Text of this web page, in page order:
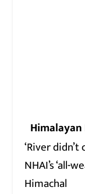
‘River
NHAI’s ‘all-
Himachal